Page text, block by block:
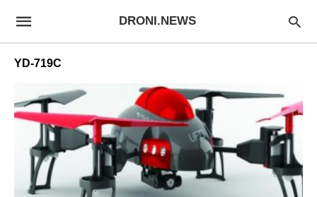
DRONI.NEWS
YD-719C